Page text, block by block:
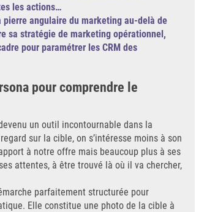
les actions…
angulaire du marketing au-delà de
sa stratégie de marketing opérationnel,
pour paramétrer les CRM des
pour comprendre le
un outil incontournable dans la
sur la cible, on s’intéresse moins à son
à notre offre mais beaucoup plus à ses
attentes, à être trouvé là où il va chercher,
parfaitement structurée pour
Elle constitue une photo de la cible à